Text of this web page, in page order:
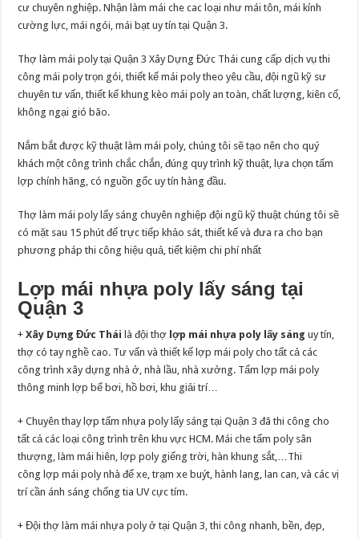
cư chuyên nghiệp. Nhận làm mái che cac loại như mái tôn, mái kính
cường lực, mái ngói, mái bạt uy tín tại Quận 3.
Thợ làm mái poly tại Quận 3 Xây Dựng Đức Thái cung cấp dịch vụ thi
công mái poly trọn gói, thiết kế mái poly theo yêu cầu, đội ngũ kỹ sư
chuyên tư vấn, thiết kế khung kèo mái poly an toàn, chất lượng, kiên cố,
không ngại gió bão.
Nắm bắt được kỹ thuật làm mái poly, chúng tôi sẽ tạo nên cho quý
khách một công trình chắc chắn, đúng quy trình kỹ thuật, lựa chọn tấm
lợp chính hãng, có nguồn gốc uy tín hàng đầu.
Thợ làm mái poly lấy sáng chuyên nghiệp đội ngũ kỹ thuật chúng tôi sẽ
có mặt sau 15 phút để trực tiếp khảo sát, thiết kế và đưa ra cho bạn
phương pháp thi công hiệu quả, tiết kiệm chi phí nhất
Lợp mái nhựa poly lấy sáng tại
Quận 3
+Xây Dựng Đức Thái là đội thợ lợp mái nhựa poly lấy sáng uy tín,
thợ có tay nghề cao. Tư vấn và thiết kế lợp mái poly cho tất cả các
công trình xây dựng nhà ở, nhà lầu, nhà xưởng. Tấm lợp mái poly
thông minh lợp bể bơi, hồ bơi, khu giải trí…
+ Chuyên thay lợp tấm nhựa poly lấy sáng tại Quận 3 đã thi công cho
tất cả các loại công trình trên khu vực HCM. Mái che tấm poly sân
thượng, làm mái hiên, lợp poly giếng trời, hàn khung sắt,…Thi
công lợp mái poly nhà để xe, trạm xe buýt, hành lang, lan can, và các vị
trí cần ánh sáng chống tia UV cực tím.
+ Đội thợ làm mái nhựa poly ở tại Quận 3, thi công nhanh, bền, đẹp,